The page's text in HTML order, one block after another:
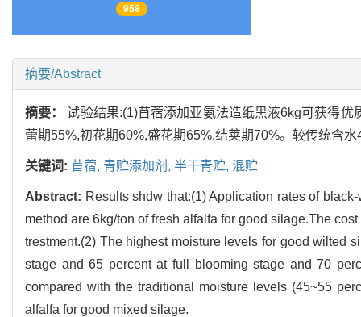
958
摘要/Abstract
摘要：试验结果:(1)苜蓿添加亚氨法造纸黑液6kg可获得
蕾期55%,初花期60%,盛花期65%,结荚期70%。较传统含
关键词: 苜蓿, 青贮添加剂, 半干青贮, 混贮
Abstract: Results shdw that:(1) Application rates of
method are 6kg/ton of fresh alfalfa for good silage.The
trestment.(2) The highest moisture levels for good wilted
stage and 65 percent at full blooming stage and 70
compared with the traditional moisture levels (45~55
alfalfa for good mixed silage.